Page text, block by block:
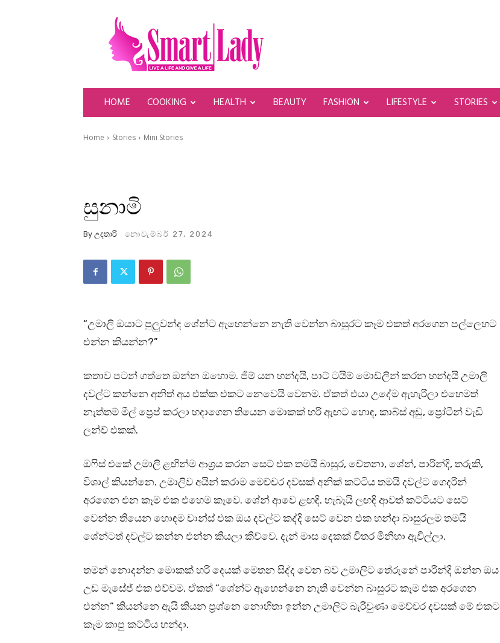
SmartLady
HOME COOKING HEALTH BEAUTY FASHION LIFESTYLE STORIES
Home Stories Mini Stories
සුනාමි
By උදතාරි නොවැම්බර් 27, 2024
“උමාලි ඔයාට පුලුවන්ද ශේන්ට ඇහෙන්නෙ නැති වෙන්න බාසුරට කෑම එකත් අරගෙන පල්ලෙහට
එන්න කියන්න?”
කතාව පටන් ගත්තෙ ඔන්න ඔහොම. ජිම් යන හන්දයි, පාට් ටයිම් මොඩ්ලින් කරන හන්දයි උමාලි
දවල්ට කන්නෙ අනිත් අය එක්ක එකට නෙවෙයි වෙනම. ඒකත් එයා උදේම ඇහැරිලා එහෙමත්
නැත්තම් මීල් ප්‍රෙප් කරලා හදාගෙන තියෙන මොකක් හරි ඇඟට හොඳ, කාබ්ස් අඩු, ප්‍රෝටීන් වැඩි
ලන්ච් එකක්.
ඔෆිස් එකේ උමාලි ළඟින්ම ආශ්‍රය කරන සෙට් එක තමයි බාසුර, චේතනා, ශේන්, පාරින්දි, තරුකි,
විශාල් කියන්නෙ. උමාලිව අයින් කරාම මෙච්චර දවසක් අනික් කට්ටිය තමයි දවල්ට ගෙදරින්
අරගෙන එන කෑම එක එහෙම කෑවෙ. ශේන් ආවෙ ළඟඳි. හැබැයි ලඟඳි ආවත් කට්ටියට සෙට්
වෙන්න තියෙන හොඳම චාන්ස් එක ඔය දවල්ට කද්දි සෙට් වෙන එක හන්දා බාසුරලම තමයි
ශේන්ටත් දවල්ට කන්න එන්න කියලා කිව්වෙ. දැන් මාස දෙකක් විතර මිනිහා ඇවිල්ලා.
තමන් නොදන්න මොකක් හරි දෙයක් මෙතන සිද්ද වෙන බව උමාලිට තේරුනේ පාරින්දි ඔන්න ඔය
උඩ මැසේජ් එක එව්වම. ඒකත් “ශේන්ට ඇහෙන්නෙ නැති වෙන්න බාසුරට කෑම එක අරගෙන
එන්න” කියන්නෙ ඇයි කියන ප්‍රශ්නෙ නොහිතා ඉන්න උමාලිට බැරිවුණා මෙච්චර දවසක් මේ එකට
කෑම කාපු කට්ටිය හන්දා.